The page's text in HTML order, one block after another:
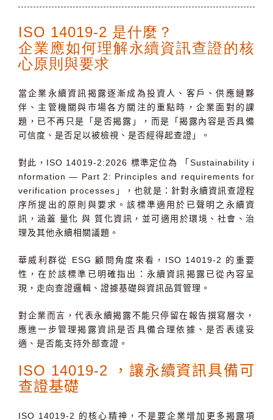
ISO 14019-2 是什麼？
企業應如何理解永續資訊查證的核
心原則與要求
當企業永續資訊揭露逐漸成為投資人、客戶、供應鏈夥
伴、主管機關與市場各方關注的重點時，企業面對的課
題，已不再只是「是否揭露」，而是「揭露內容是否具備
可信度、是否足以被檢視、是否經得起查證」。
對此， ISO 14019-2:2026 標準定位為 「 Sustainability i
nformation — Part 2: Principles and requirements for
verification processes 」 ，也就是：針對永續資訊 查證程
序所提出的原則與要求。該標準適用於已聲明之永續資
訊，涵蓋 量化 與 質化資訊 ，並可適用於環境、社會、治
理及其他永續相關議題。
華威利群從 ESG 顧問角度來看， ISO 14019-2 的重要
性，在於該標準已明確指出： 永續資訊揭露已從內容呈
現，走向查證邏輯、證據基礎與資訊品質管理。
對企業而言，代表永續揭露不能只停留在報告撰寫層次，
應進一步管理揭露資訊是否具備合理依據、是否表達妥
適、是否能支持外部查證。
ISO 14019-2
，讓永續資訊具備可
查證基礎
ISO 14019-2 的核心精神，不是要企業增加更多揭露項